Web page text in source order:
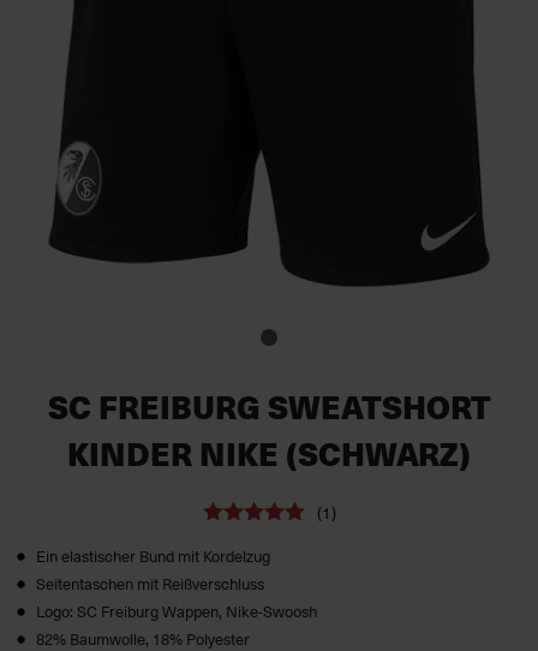
SC FREIBURG SWEATSHORT
KINDER NIKE (SCHWARZ)
(1)
Ein elastischer Bund mit Kordelzug
Seitentaschen mit Reißverschluss
Logo: SC Freiburg Wappen, Nike-Swoosh
82% Baumwolle, 18% Polyester